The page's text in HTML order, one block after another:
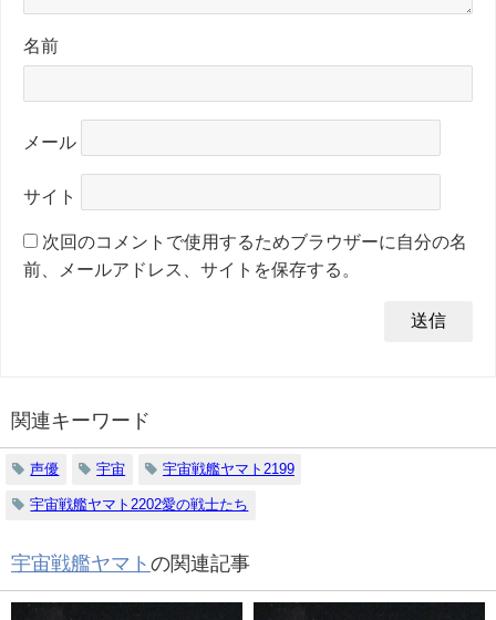
名前
メール
サイト
次回のコメントで使用するためブラウザーに自分の名
前、メールアドレス、サイトを保存する。
関連キーワード
声優 宇宙 宇宙戦艦ヤマト2199
宇宙戦艦ヤマト2202愛の戦士たち
宇宙戦艦ヤマト の関連記事